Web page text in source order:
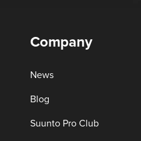
Company
News
Blog
Suunto Pro Club